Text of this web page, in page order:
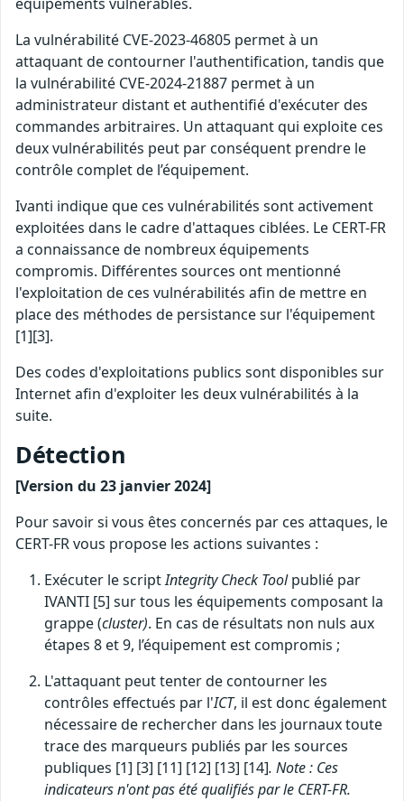
équipements vulnérables.
La vulnérabilité CVE-2023-46805 permet à un
attaquant de contourner l'authentification, tandis que
la vulnérabilité CVE-2024-21887 permet à un
administrateur distant et authentifié d'exécuter des
commandes arbitraires. Un attaquant qui exploite ces
deux vulnérabilités peut par conséquent prendre le
contrôle complet de l’équipement.
Ivanti indique que ces vulnérabilités sont activement
exploitées dans le cadre d'attaques ciblées. Le CERT-FR
a connaissance de nombreux équipements
compromis. Différentes sources ont mentionné
l'exploitation de ces vulnérabilités afin de mettre en
place des méthodes de persistance sur l'équipement
[1][3].
Des codes d'exploitations publics sont disponibles sur
Internet afin d'exploiter les deux vulnérabilités à la
suite.
Détection
[Version du 23 janvier 2024]
Pour savoir si vous êtes concernés par ces attaques, le
CERT-FR vous propose les actions suivantes :
Exécuter le scriptIntegrity Check Toolpublié par
IVANTI [5] sur tous les équipements composant la
grappe (cluster). En cas de résultats non nuls aux
étapes 8 et 9, l’équipement est compromis ;
L'attaquant peut tenter de contourner les
contrôles effectués par l'ICT, il est donc également
nécessaire de rechercher dans les journaux toute
trace des marqueurs publiés par les sources
publiques [1] [3] [11] [12] [13] [14]. Note : Ces
indicateurs n'ont pas été qualifiés par le CERT-FR.